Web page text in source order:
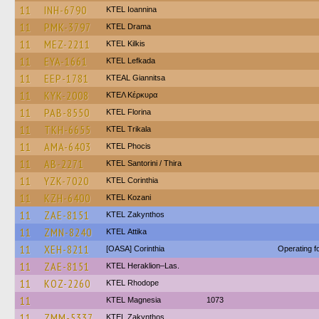
11 INH-6790 KTEL Ioannina
11 PMK-3797 KTEL Drama
11 MEZ-2211 KTEL Kilkis
11 EYA-1661 KTEL Lefkada
11 EEP-1781 KTEAL Giannitsa
11 KYK-2008 ΚΤΕΛ Κέρκυρα
11 PAB-8550 KTEL Florina
11 TKH-6655 ΚΤΕL Τrikala
11 AMA-6403 ΚΤΕL Phocis
11 AB-2271 KTEL Santorini / Thira
11 YZK-7020 KTEL Corinthia
11 KZH-6400 ΚΤΕL Kozani
11 ZAE-8151 KTEL Zakynthos
11 ZMN-8240 KΤΕL Αttika
11 XEH-8211 [OASA] Corinthia Operating
11 ZAE-8151 KTEL Heraklion–Las.
11 KOZ-2260 KTEL Rhodope
11 ΚΤΕL Magnesia 1073
KTEL Zakynthos